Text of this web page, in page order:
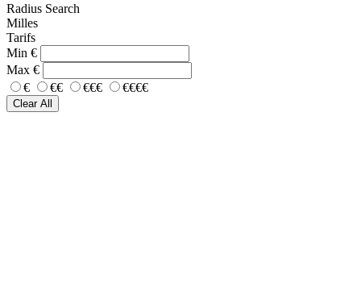
Radius Search
Milles
Tarifs
Min €
Max €
€
€€ €€€ €€€€
Clear All